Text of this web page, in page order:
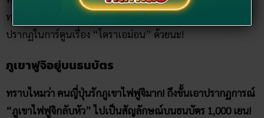
ทะเลสาบแห่งนี้ ตั้งแต่นั้นมาชาวญี่ปุ่นจึงปักใจเชื่อ และยังมี
ปรากฏในการ์ตูนเรื่อง “โดราเอม่อน” ด้วยนะ!
ภูเขาฟูจิอยู่บนธนบัตร
ทราบไหมว่า คนญี่ปุ่นรักภูเขาไฟฟูจิมาก! ถึงขั้นเอาปรากฏการณ์
“ภูเขาไฟฟูจิกลับหัว” ไปเป็นสัญลักษณ์บนธนบัตร 1,000 เยน!